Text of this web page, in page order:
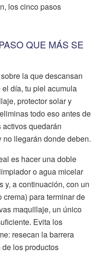
los cinco pasos
QUE MÁS SE
la que descansan
día, tu piel acumula
protector solar y
todo eso antes de
quedarán
llegarán donde deben.
es hacer una doble
o agua micelar
y, a continuación, con un
para terminar de
maquillaje, un único
Evita los
resecan la barrera
los productos